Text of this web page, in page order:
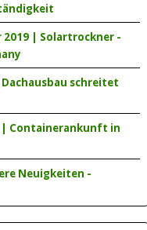
2019 | Solartrockner -
Dachausbau schreitet
| Containerankunft in
Neuigkeiten -